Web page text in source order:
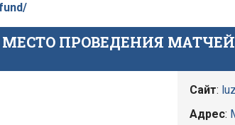
МЕСТО ПРОВЕДЕНИЯ
Сайт:
Адрес: